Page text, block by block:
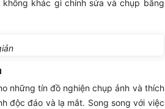
khác gì chỉnh sửa và chụp bằng
những tín đồ nghiện chụp ảnh và thích
độc đáo và lạ mắt. Song song với việc